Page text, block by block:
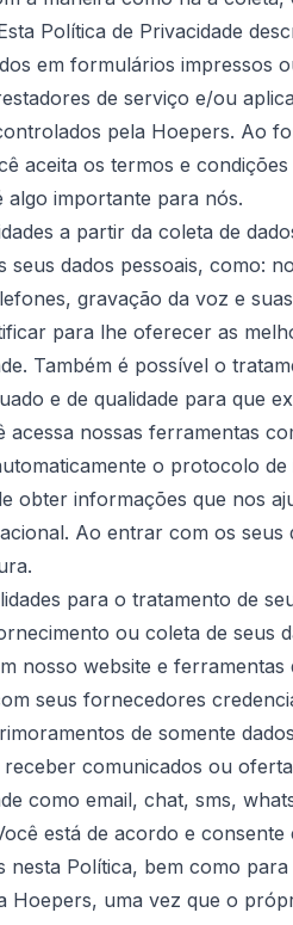
Política de Privacidade
em formulários impressos
de serviço e/ou
pela Hoepers. Ao
aceita os termos e
algo importante para nós.
a partir da coleta de
seus dados pessoais, como:
gravação da voz e
para lhe oferecer as
Também é possível o
e de qualidade para que
acessa nossas ferramentas
o protocolo
obter informações que nos
Ao entrar com os seus
para o tratamento de
ou coleta de seus
nosso website e
seus fornecedores
de somente
comunicados ou
como email, chat, sms,
está de acordo e
nesta Política, bem como para
Hoepers, uma vez que o